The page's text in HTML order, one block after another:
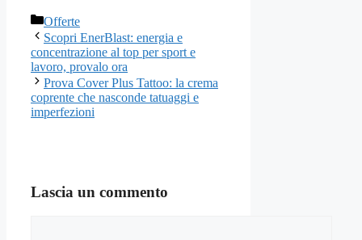
Categorie
Offerte
Scopri EnerBlast: energia e
concentrazione al top per sport e
lavoro, provalo ora
Prova Cover Plus Tattoo: la crema
coprente che nasconde tatuaggi e
imperfezioni
Lascia un commento